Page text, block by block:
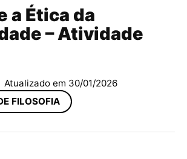
a Ética da
– Atividade
Atualizado em 30/01/2026
FILOSOFIA